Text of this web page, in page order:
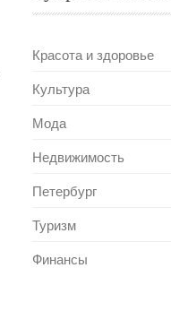
Красота и здоровье
Культура
Мода
Недвижимость
Петербург
Туризм
Финансы